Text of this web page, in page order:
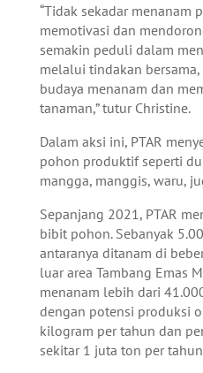
“Tidak sekadar menanam
memotivasi dan
semakin peduli dalam
melalui tindakan
budaya menanam dan
tanaman,” tutur Christine.
Dalam aksi ini, PTAR
pohon produktif seperti
mangga, manggis, waru,
Sepanjang 2021, PTAR
bibit pohon. Sebanyak
antaranya ditanam di
luar area Tambang Emas
menanam lebih dari
dengan potensi produksi
kilogram per tahun dan
sekitar 1 juta ton per